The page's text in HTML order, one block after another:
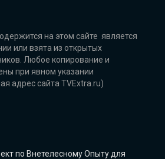
на этом сайте является
или взята из открытых
Любое копирование и
при явном указании
адрес сайта TVExtra.ru)
по Внетелесному Опыту для